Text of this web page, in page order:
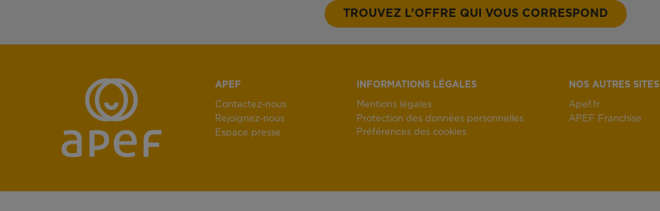
TROUVEZ L’OFFRE QUI VOUS CORRESPOND
APEF
Contactez-nous
Rejoignez-nous
Espace presse
INFORMATIONS LÉGALES
Mentions légales
Protection des données personnelles
Préférences des cookies
NOS AUTRES SITES
Apef.fr
APEF Franchise